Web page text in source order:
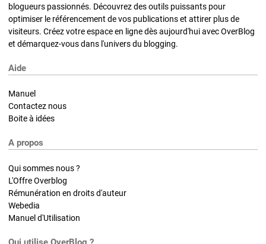
blogueurs passionnés. Découvrez des outils puissants pour
optimiser le référencement de vos publications et attirer plus de
visiteurs. Créez votre espace en ligne dès aujourd'hui avec OverBlog
et démarquez-vous dans l'univers du blogging.
Aide
Manuel
Contactez nous
Boite à idées
A propos
Qui sommes nous ?
L'Offre Overblog
Rémunération en droits d'auteur
Webedia
Manuel d'Utilisation